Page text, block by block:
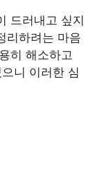
드러내고 싶지
리하려는 마음
히 해소하고
니 이러한 심